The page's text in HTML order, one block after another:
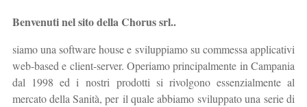
Benvenuti nel sito della Chorus srl..
siamo una software house e sviluppiamo su commessa applicativi
web-based e client-server. Operiamo principalmente in Campania
dal 1998 ed i nostri prodotti si rivolgono essenzialmente al
mercato della Sanità, per il quale abbiamo sviluppato una serie di